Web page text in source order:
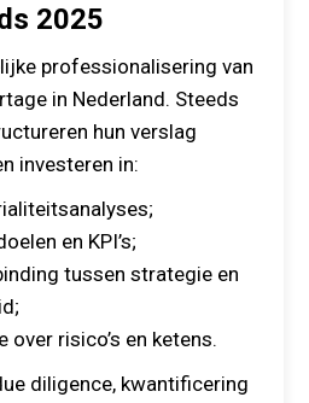
2025
professionalisering van
in Nederland. Steeds
hun verslag
investeren in:
en KPI’s;
tussen strategie en
over risico’s en ketens.
diligence, kwantificering